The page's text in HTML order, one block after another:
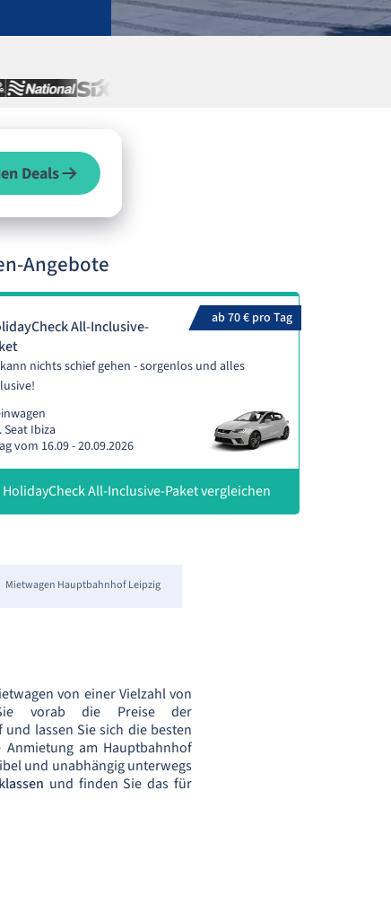
Deals
Angebote
ab 70 € pro Tag
All-Inclusive-
nichts schief gehen - sorgenlos und alles
Seat Ibiza
vom 16.09 - 20.09.2026
HolidayCheck All-Inclusive-Paket vergleichen
Mietwagen Hauptbahnhof Leipzig
von einer Vielzahl von
Sie vorab die Preise der
lassen Sie sich die besten
am Hauptbahnhof
und unabhängig unterwegs
und finden Sie das für